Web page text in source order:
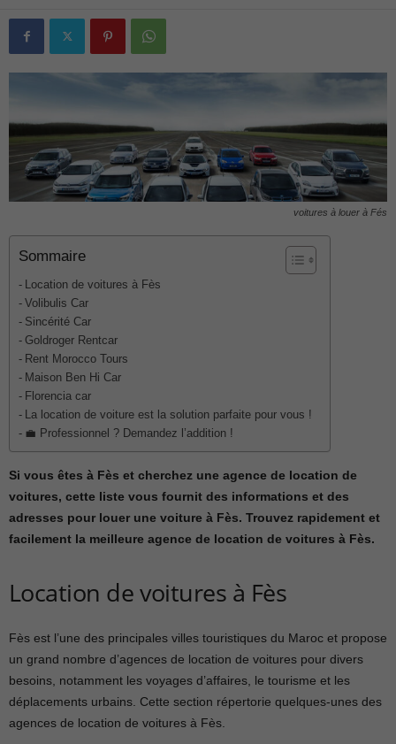
voitures à louer à Fés
Sommaire
Location de voitures à Fès
Volibulis Car
Sincérité Car
Goldroger Rentcar
Rent Morocco Tours
Maison Ben Hi Car
Florencia car
La location de voiture est la solution parfaite pour vous !
💼 Professionnel ? Demandez l’addition !
Si vous êtes à Fès et cherchez une agence de location de
voitures, cette liste vous fournit des informations et des
adresses pour louer une voiture à Fès. Trouvez rapidement et
facilement la meilleure agence de location de voitures à Fès.
Location de voitures à Fès
Fès est l’une des principales villes touristiques du Maroc et propose
un grand nombre d’agences de location de voitures pour divers
besoins, notamment les voyages d’affaires, le tourisme et les
déplacements urbains. Cette section répertorie quelques-unes des
agences de location de voitures à Fès.